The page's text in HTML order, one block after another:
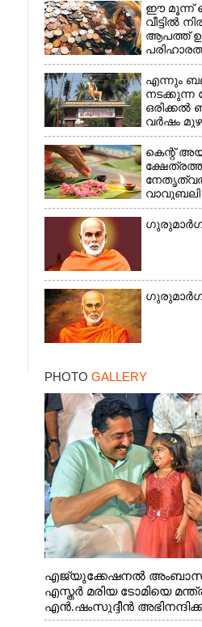
ഈ മൂന്ന്
വീട്ടിൽ
ആപത്ത്
എന്നും
നടക്കുന്ന
ഒരിക്കൽ
വർഷം
പുണ്യം
കെന്റ്
വാവുബലി
PHOTO GALLERY
എജ്യുക്കേഷനൽ
എസ്തർ മരിയ ടോമിയെ
എൻ.ഷംസുദ്ദീൻ
×